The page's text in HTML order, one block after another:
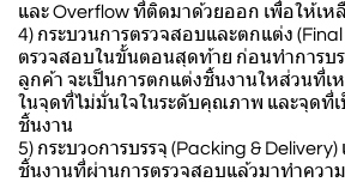
และ Overflow ที่ติดมาด้วยออก เพื่อให้เห
4) กระบวนการตรวจสอบและตกแต่ง
ตรวจสอบในขั้นตอนสุดท้าย ก่อนทำการบ
ลูกค้า จะเป็นการตกแต่งชิ้นงานใหส่วนที่เ
ในจุดที่ไม่มั่นใจในระดับคุณภาพ และจุดที่เ
ชิ้นงาน
5) กระบวoการบรรจุ (Packing &
ชิ้นงานที่ผ่านการตรวจสอบแล้วมาทำควา